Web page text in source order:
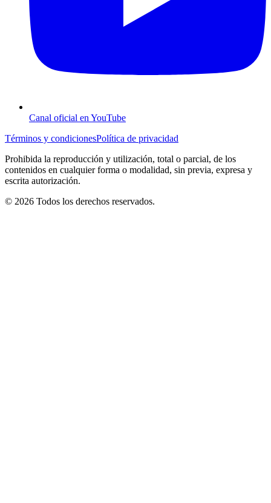
Canal oficial en YouTube
Términos y condicionesPolítica de privacidad
Prohibida la reproducción y utilización, total o parcial, de los
contenidos en cualquier forma o modalidad, sin previa, expresa y
escrita autorización.
© 2026 Todos los derechos reservados.